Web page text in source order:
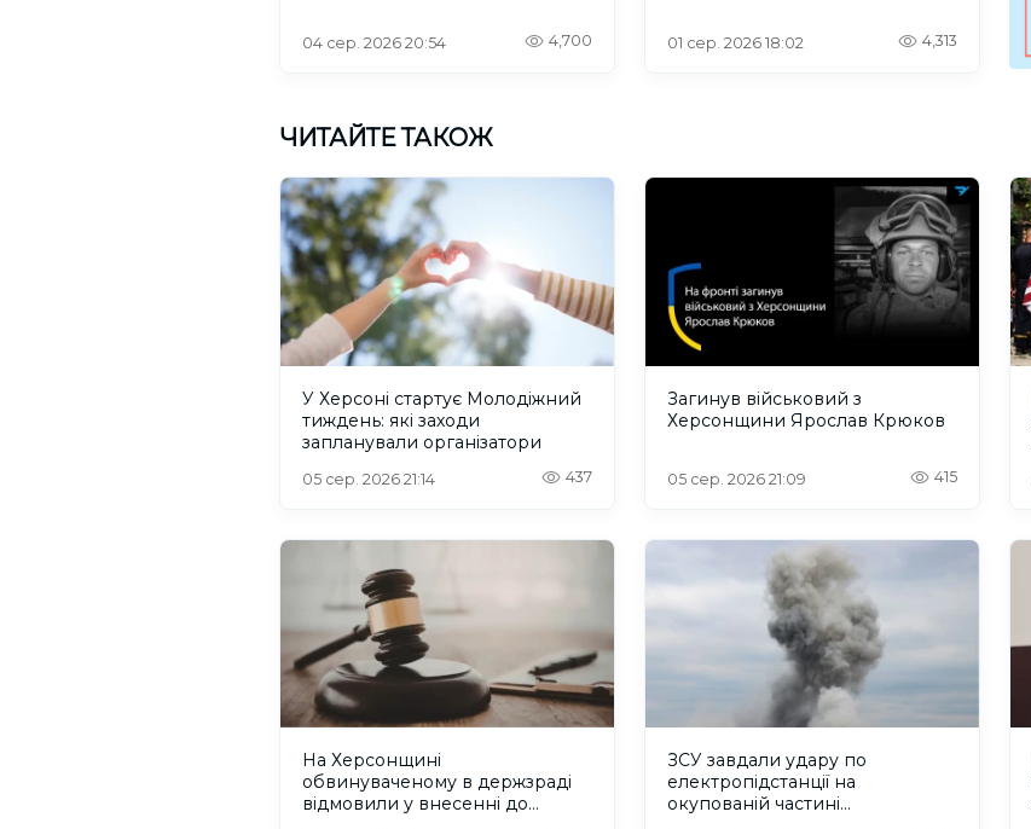
04 сер. 2026 20:54 4,700 01 сер. 2026 18:02 4,313
ЧИТАЙТЕ ТАКОЖ
У Херсоні стартує Молодіжний
тиждень: які заходи
запланували організатори
05 сер. 2026 21:14 437
Загинув військовий з
Херсонщини Ярослав Крюков
05 сер. 2026 21:09 415
На Херсонщині
обвинуваченому в держзраді
відмовили у внесенні до
ЗСУ завдали удару по
електропідстанції на
окупованій частині